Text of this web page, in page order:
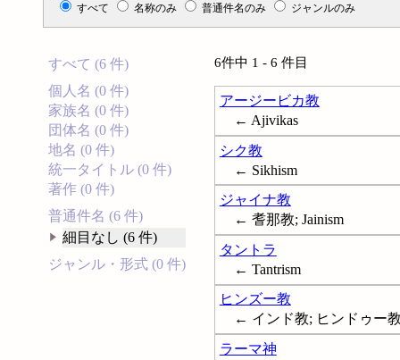
すべて 名称のみ 普通件名のみ ジャンルのみ
すべて (6 件)
個人名 (0 件)
家族名 (0 件)
団体名 (0 件)
地名 (0 件)
統一タイトル (0 件)
著作 (0 件)
普通件名 (6 件)
細目なし (6 件)
ジャンル・形式 (0 件)
6件中 1 - 6 件目
アージービカ教
← Ajivikas
シク教
← Sikhism
ジャイナ教
← 耆那教; Jainism
タントラ
← Tantrism
ヒンズー教
← インド教; ヒンドゥー
ラーマ神